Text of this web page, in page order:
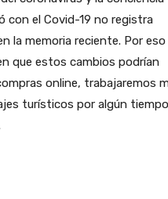
con el Covid-19 no registra
la memoria reciente. Por eso
que estos cambios podrían
online, trabajaremos
turísticos por algún